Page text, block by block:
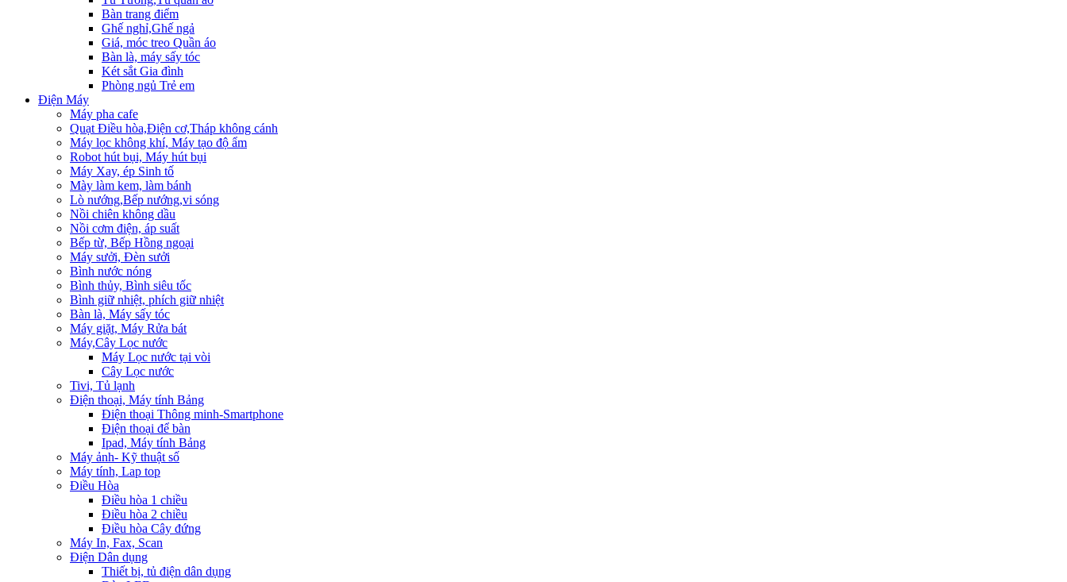
Bàn trang điểm
Ghế nghỉ,Ghế ngả
Giá, móc treo Quần áo
Bàn là, máy sấy tóc
Két sắt Gia đình
Phòng ngủ Trẻ em
Điện Máy
Máy pha cafe
Quạt Điều hòa,Điện cơ,Tháp không cánh
Máy lọc không khí, Máy tạo độ ẩm
Robot hút bụi, Máy hút bụi
Máy Xay, ép Sinh tố
Mày làm kem, làm bánh
Lò nướng,Bếp nướng,vi sóng
Nồi chiên không dầu
Nồi cơm điện, áp suất
Bếp từ, Bếp Hồng ngoại
Máy sưởi, Đèn sưởi
Bình nước nóng
Bình thủy, Bình siêu tốc
Bình giữ nhiệt, phích giữ nhiệt
Bàn là, Máy sấy tóc
Máy giặt, Máy Rửa bát
Máy,Cây Lọc nước
Máy Lọc nước tại vòi
Cây Lọc nước
Tivi, Tủ lạnh
Điện thoại, Máy tính Bảng
Điện thoại Thông minh-Smartphone
Điện thoại để bàn
Ipad, Máy tính Bảng
Máy ảnh- Kỹ thuật số
Máy tính, Lap top
Điều Hòa
Điều hòa 1 chiều
Điều hòa 2 chiều
Điều hòa Cây đứng
Máy In, Fax, Scan
Điện Dân dụng
Thiết bị, tủ điện dân dụng